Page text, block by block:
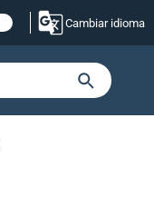
Cambiar idioma